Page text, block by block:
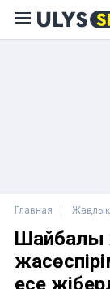
Главная
Шайбалы
есе